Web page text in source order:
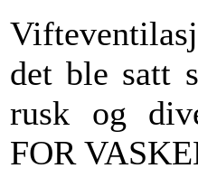
det ble satt
rusk og
FOR